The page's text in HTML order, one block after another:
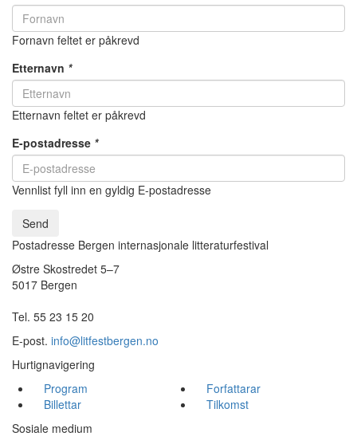
Fornavn feltet er påkrevd
Etternavn *
Etternavn feltet er påkrevd
E-postadresse *
Vennlist fyll inn en gyldig E-postadresse
Send
Postadresse Bergen internasjonale litteraturfestival
Østre Skostredet 5–7
5017 Bergen
Tel. 55 23 15 20
E-post. info@litfestbergen.no
Hurtignavigering
Program
Forfattarar
Billettar
Tilkomst
Sosiale medium